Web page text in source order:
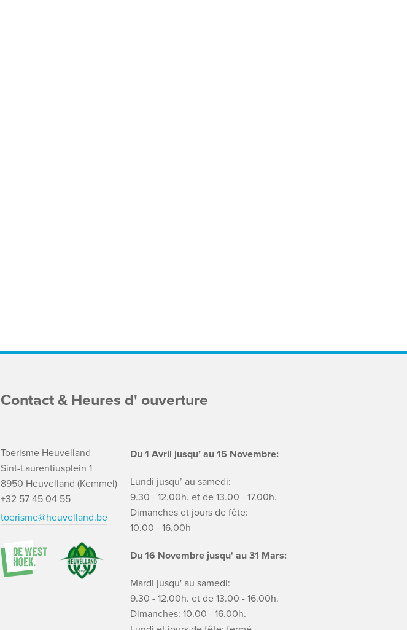
Contact & Heures d' ouverture
Toerisme Heuvelland
Sint-Laurentiusplein 1
8950 Heuvelland (Kemmel)
+32 57 45 04 55
toerisme@heuvelland.be
Du 1 Avril jusqu’ au 15 Novembre:
Lundi jusqu’ au samedi:
9.30 - 12.00h. et de 13.00 - 17.00h.
Dimanches et jours de fête:
10.00 - 16.00h
Du 16 Novembre jusqu' au 31 Mars:
Mardi jusqu' au samedi:
9.30 - 12.00h. et de 13.00 - 16.00h.
Dimanches: 10.00 - 16.00h.